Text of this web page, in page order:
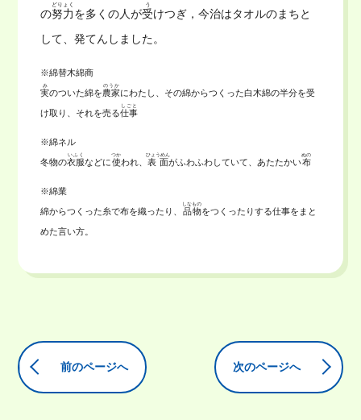
の努力
どりょく
を多くの人が受
う
けつぎ，今治はタオルのまちと
して、発てんしました。
※綿替木綿商
実
み
のついた綿を農家
のうか
にわたし、その綿からつくった白木綿の半分を受
け取り、それを売る仕事
しごと
※綿ネル
冬物の衣服
いふく
などに使
つか
われ、表面
ひょうめん
がふわふわしていて、あたたかい布
ぬの
※綿業
綿からつくった糸で布を織ったり、 品物
しなもの
をつくったりする仕事をまと
めた言い方。
前のページへ 次のページへ